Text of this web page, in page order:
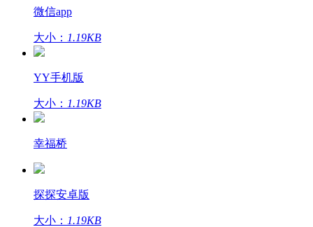
微信app
大小： 1.19KB
YY手机版
大小： 1.19KB
幸福桥
探探安卓版
大小： 1.19KB